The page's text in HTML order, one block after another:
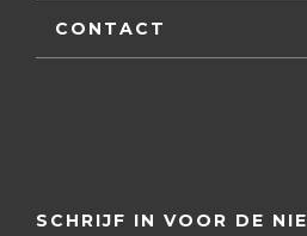
CONTACT
SCHRIJF IN VOOR DE